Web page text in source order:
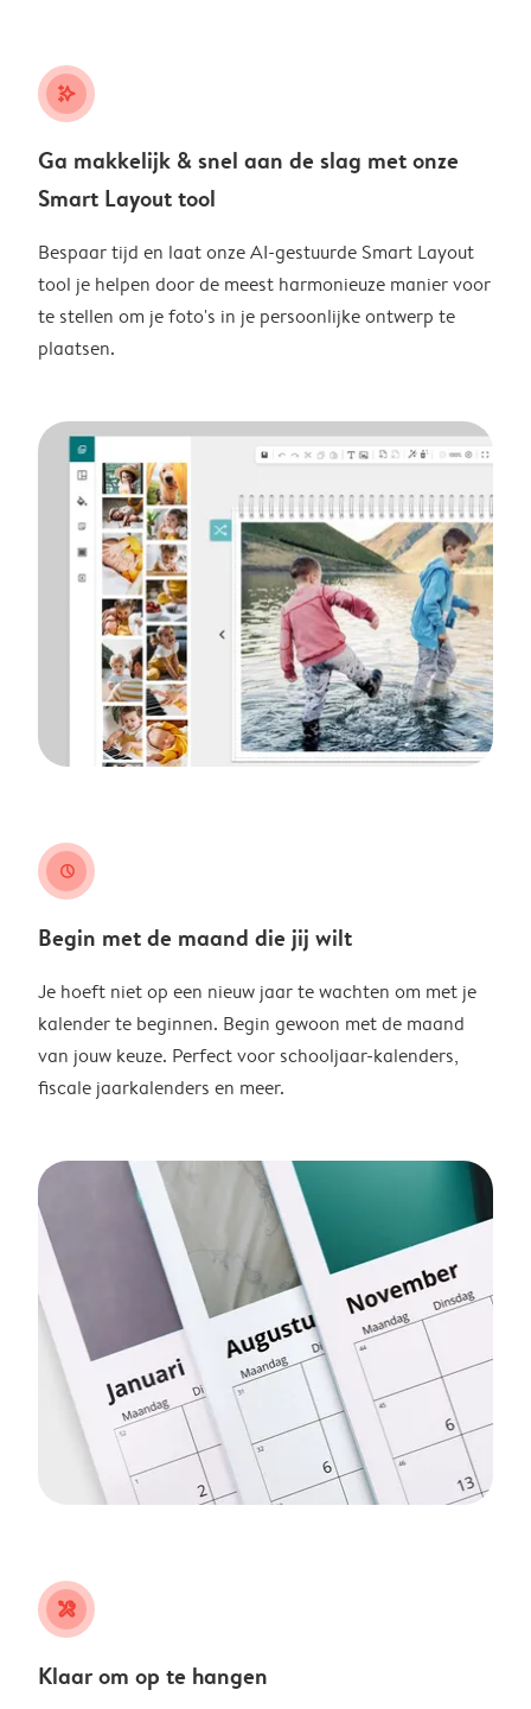
stars_plus
Ga makkelijk & snel aan de slag met onze
Smart Layout tool
Bespaar tijd en laat onze AI-gestuurde Smart Layout
tool je helpen door de meest harmonieuze manier voor
te stellen om je foto's in je persoonlijke ontwerp te
plaatsen.
clock
Begin met de maand die jij wilt
Je hoeft niet op een nieuw jaar te wachten om met je
kalender te beginnen. Begin gewoon met de maand
van jouw keuze. Perfect voor schooljaar-kalenders,
fiscale jaarkalenders en meer.
tools
Klaar om op te hangen